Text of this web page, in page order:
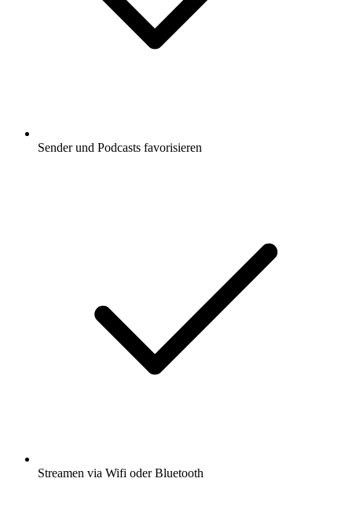
Sender und Podcasts favorisieren
Streamen via Wifi oder Bluetooth